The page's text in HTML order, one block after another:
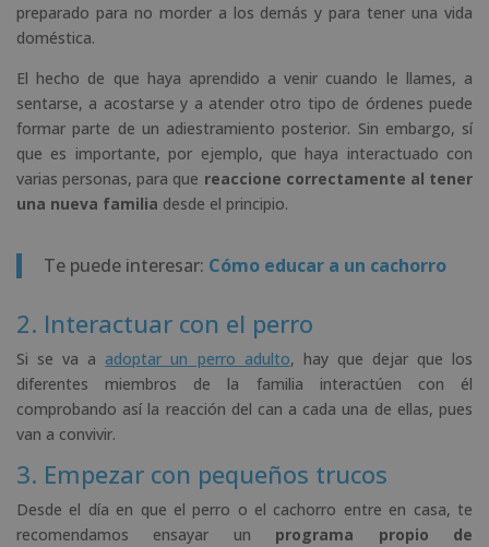
preparado para no morder a los demás y para tener una vida
doméstica.
El hecho de que haya aprendido a venir cuando le llames, a
sentarse, a acostarse y a atender otro tipo de órdenes puede
formar parte de un adiestramiento posterior. Sin embargo, sí
que es importante, por ejemplo, que haya interactuado con
varias personas, para que reaccione correctamente al tener
una nueva familia desde el principio.
Te puede interesar: Cómo educar a un cachorro
2. Interactuar con el perro
Si se va aadoptar un perro adulto, hay que dejar que los
diferentes miembros de la familia interactúen con él
comprobando así la reacción del can a cada una de ellas, pues
van a convivir.
3. Empezar con pequeños trucos
Desde el día en que el perro o el cachorro entre en casa, te
recomendamos ensayar un programa propio de